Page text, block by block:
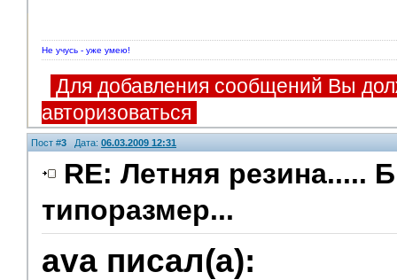
Не учусь - уже умею!
Для добавления сообщений Вы
авторизоваться
Пост #3 Дата: 06.03.2009 12:31
RE: Летняя резина.....
типоразмер...
ava писал(а):